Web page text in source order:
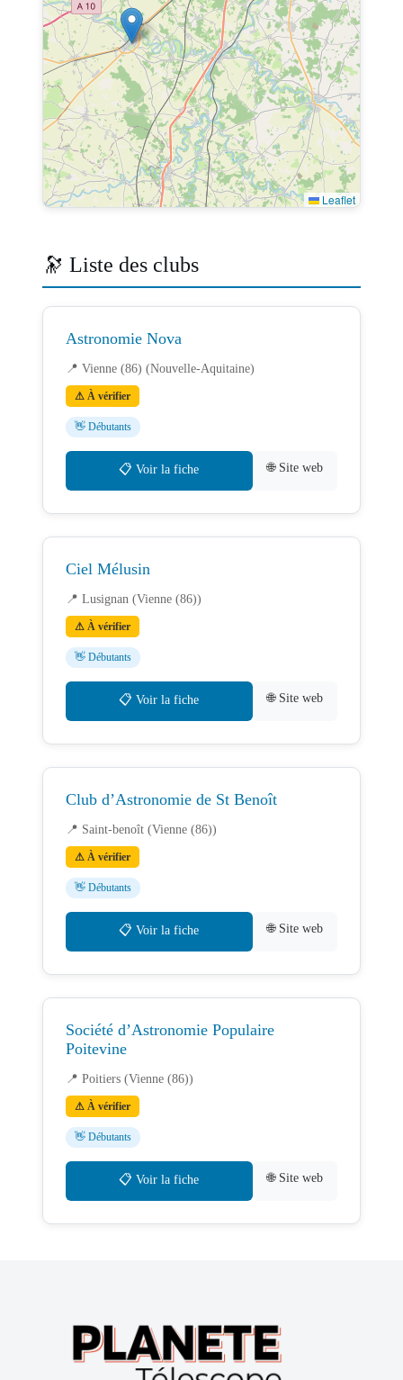
Leaflet
🔭 Liste des clubs
Astronomie Nova
📍 Vienne (86) (Nouvelle-Aquitaine)
⚠ À vérifier
👋 Débutants
📋 Voir la fiche 🌐 Site web
Ciel Mélusin
📍 Lusignan (Vienne (86))
⚠ À vérifier
👋 Débutants
📋 Voir la fiche 🌐 Site web
Club d’Astronomie de St Benoît
📍 Saint-benoît (Vienne (86))
⚠ À vérifier
👋 Débutants
📋 Voir la fiche 🌐 Site web
Société d’Astronomie Populaire
Poitevine
📍 Poitiers (Vienne (86))
⚠ À vérifier
👋 Débutants
📋 Voir la fiche 🌐 Site web